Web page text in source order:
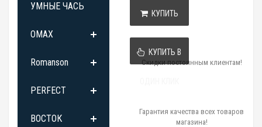
УМНЫЕ ЧАСЫ
OMAX
Romanson
PERFECT
ВОСТОК
КУПИТЬ
КУПИТЬ В
Скидки постоянным клиентам!
Гарантия качества всех товаров
магазина!